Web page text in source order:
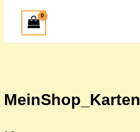
MeinShop_Karten